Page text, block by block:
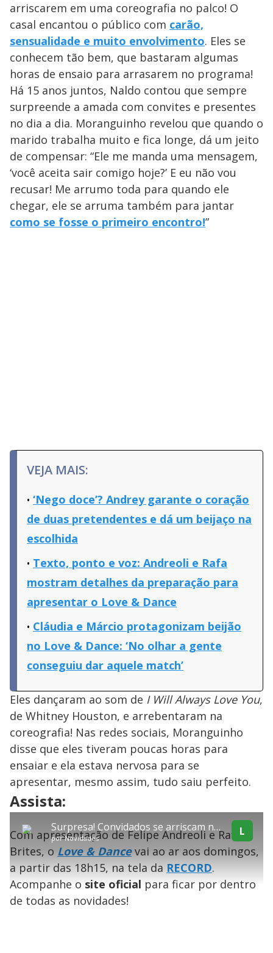
arriscarem em uma coreografia no palco! O
casal encantou o público com carão,
sensualidade e muito envolvimento. Eles se
conhecem tão bem, que bastaram algumas
horas de ensaio para arrasarem no programa!
Há 15 anos juntos, Naldo contou que sempre
surpreende a amada com convites e presentes
no dia a dia. Moranguinho revelou que quando o
marido trabalha muito e fica longe, dá um jeito
de compensar: “Ele me manda uma mensagem,
‘você aceita sair comigo hoje?’ E eu não vou
recusar! Me arrumo toda para quando ele
chegar, ele se arruma também para jantar
como se fosse o primeiro encontro!”
VEJA MAIS:
‘Nego doce’? Andrey garante o coração
de duas pretendentes e dá um beijaço na
escolhida
Texto, ponto e voz: Andreoli e Rafa
mostram detalhes da preparação para
apresentar o Love & Dance
Cláudia e Márcio protagonizam beijão
no Love & Dance: ‘No olhar a gente
conseguiu dar aquele match’
Eles dançaram ao som de I Will Always Love You,
de Whitney Houston, e arrebentaram na
coreografia! Nas redes sociais, Moranguinho
disse que eles tiveram poucas horas para
ensaiar e ela estava nervosa para se
apresentar, mesmo assim, tudo saiu perfeito.
Assista:
i
a
o
a
explore
Conteúdo bloqueado
Lamentamos, mas o vídeo que está tentando assisitr é de exibição
exclusiva em território brasileiro :-(
Surpresa! Convidados se arriscam na dança
porNovidades
L
Com apresentação de Felipe Andreoli e Rafa
Brites, o Love & Dancevai ao ar aos domingos,
a partir das 18h15, na tela daRECORD.
Acompanhe o site oficial para ficar por dentro
de todas as novidades!